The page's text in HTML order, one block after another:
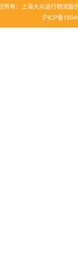
所有：上海大众运行物流
沪ICP备